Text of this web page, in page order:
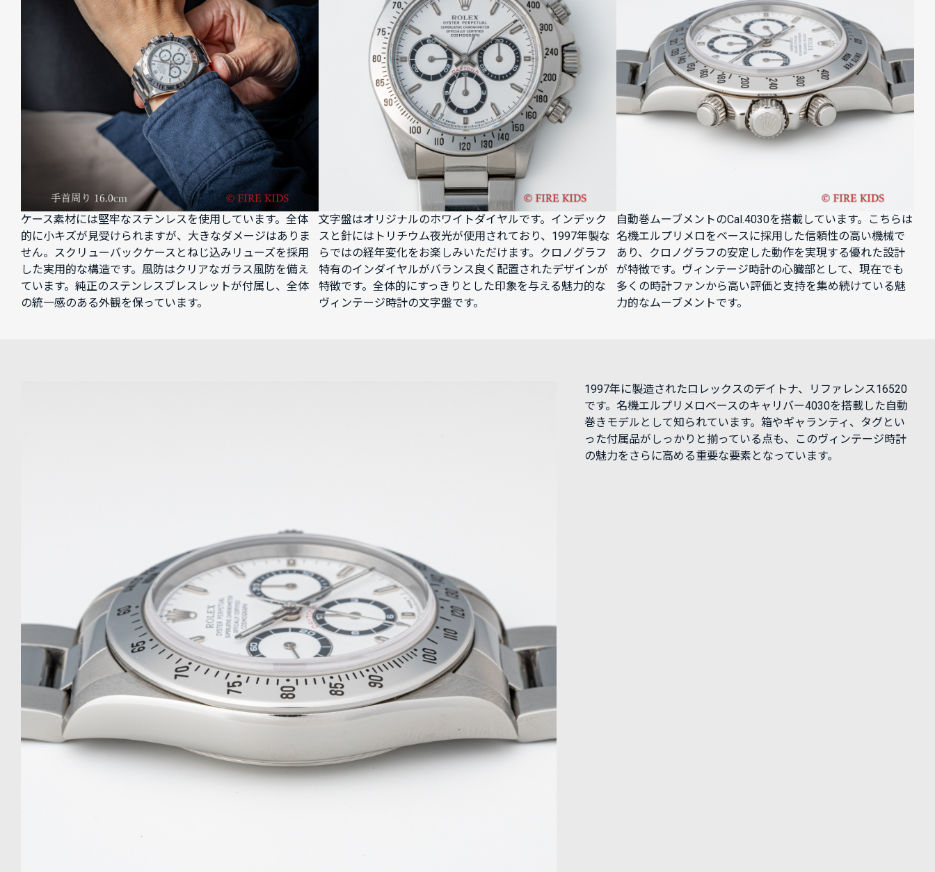
ケース素材には堅牢なステンレスを使用しています。全体
的に小キズが見受けられますが、大きなダメージはありま
せん。スクリューバックケースとねじ込みリューズを採用
した実用的な構造です。風防はクリアなガラス風防を備え
ています。純正のステンレスブレスレットが付属し、全体
の統一感のある外観を保っています。
文字盤はオリジナルのホワイトダイヤルです。インデック
スと針にはトリチウム夜光が使用されており、1997年製な
らではの経年変化をお楽しみいただけます。クロノグラフ
特有のインダイヤルがバランス良く配置されたデザインが
特徴です。全体的にすっきりとした印象を与える魅力的な
ヴィンテージ時計の文字盤です。
自動巻ムーブメントのCal.4030を搭載しています。こちらは
名機エルプリメロをベースに採用した信頼性の高い機械で
あり、クロノグラフの安定した動作を実現する優れた設計
が特徴です。ヴィンテージ時計の心臓部として、現在でも
多くの時計ファンから高い評価と支持を集め続けている魅
力的なムーブメントです。
1997年に製造されたロレックスのデイトナ、リファレンス16520
です。名機エルプリメロベースのキャリバー4030を搭載した自動
巻きモデルとして知られています。箱やギャランティ、タグとい
った付属品がしっかりと揃っている点も、このヴィンテージ時計
の魅力をさらに高める重要な要素となっています。